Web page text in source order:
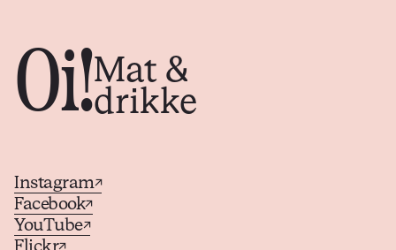
Instagram↗
Facebook↗
YouTube↗
↗
Oi!Mat &
drikke